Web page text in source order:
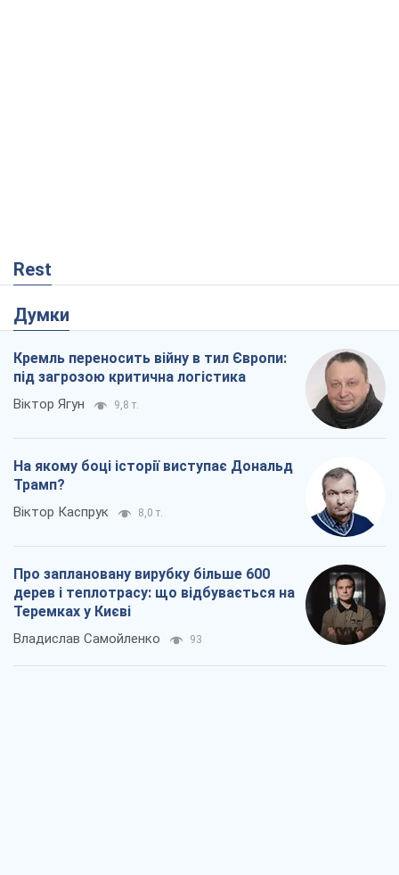
Rest
Думки
Кремль переносить війну в тил Європи:
під загрозою критична логістика
Віктор Ягун 9,8 т.
На якому боці історії виступає Дональд
Трамп?
Віктор Каспрук 8,0 т.
Про заплановану вирубку більше 600
дерев і теплотрасу: що відбувається на
Теремках у Києві
Владислав Самойленко 93